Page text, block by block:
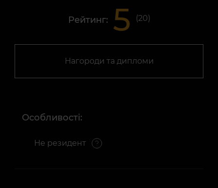
Рейтинг: 5 (20)
Нагороди та дипломи
Особливості:
Не резидент